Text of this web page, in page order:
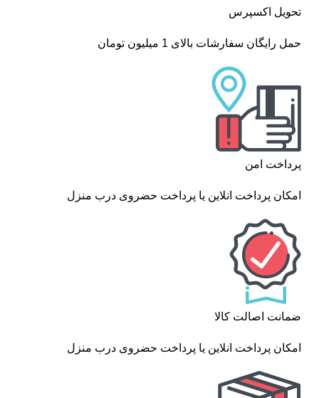
تحویل اکسپرس
حمل رایگان سفارشات بالای 1 میلیون تومان
پرداخت امن
امکان پرداخت انلاین یا پرداخت حضروی درب منزل
ضمانت اصالت کالا
امکان پرداخت انلاین یا پرداخت حضروی درب منزل